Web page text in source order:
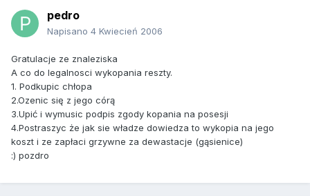
pedro
Napisano 4 Kwiecień 2006
Gratulacje ze znaleziska
A co do legalnosci wykopania reszty.
1. Podkupic chłopa
2.Ozenic się z jego córą
3.Upić i wymusic podpis zgody kopania na posesji
4.Postraszyc że jak sie władze dowiedza to wykopia na jego
koszt i ze zapłaci grzywne za dewastacje (gąsienice)
:) pozdro